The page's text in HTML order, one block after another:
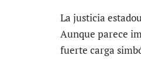
La justicia
Aunque parece
fuerte carga